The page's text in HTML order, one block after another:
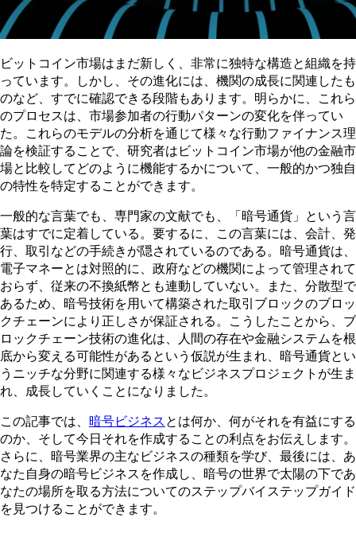
ビットコイン市場はまだ新しく、非常に独特な構造と組織を持
っています。しかし、その進化には、機関の成長に関連したも
のなど、すでに確認できる段階もあります。明らかに、これら
のプロセスは、市場参加者の行動パターンの変化を伴ってい
た。これらのモデルの分析を通じて様々な行動ファイナンス理
論を検証することで、研究者はビットコイン市場が他の金融市
場と比較してどのように機能するかについて、一般的かつ独自
の特性を特定することができます。
一般的な言葉でも、専門家の文献でも、「暗号通貨」という言
葉はすでに定着している。要するに、この言葉には、会計、発
行、取引などの手続きが隠されているのである。暗号通貨は、
電子マネーとは対照的に、政府などの機関によって管理されて
おらず、従来の不換紙幣とも連動していない。また、分散型で
あるため、暗号技術を用いて構築された取引ブロックのブロッ
クチェーンにより正しさが保証される。こうしたことから、ブ
ロックチェーン技術の進化は、人間の存在や金融システムを根
底から変える可能性があるという仮説が生まれ、暗号通貨とい
うニッチな分野に関連する様々なビジネスプロジェクトが生ま
れ、成長していくことになりました。
この記事では、 暗号ビジネス とは何か、何がそれを有益にする
のか、そして今日それを作成することの利点をお伝えします。
さらに、暗号業界の主なビジネスの種類を学び、最後には、あ
なた自身の暗号ビジネスを作成し、暗号の世界で太陽の下であ
なたの場所を取る方法についてのステップバイステップガイド
を見つけることができます。